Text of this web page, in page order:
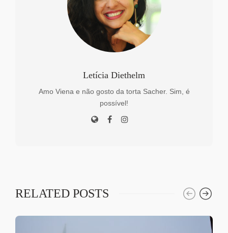
Letícia Diethelm
Amo Viena e não gosto da torta Sacher. Sim, é
possível!
RELATED POSTS